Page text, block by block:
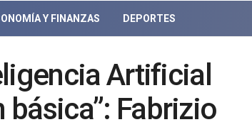
Y FINANZAS DEPORTES
Artificial
Fabrizio